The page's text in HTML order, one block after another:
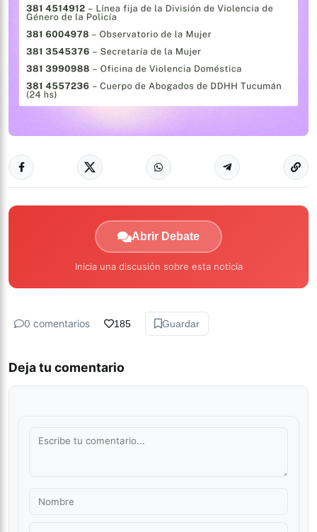
Abrir Debate
Inicia una discusión sobre esta noticia
0 comentarios 185 Guardar
Deja tu comentario